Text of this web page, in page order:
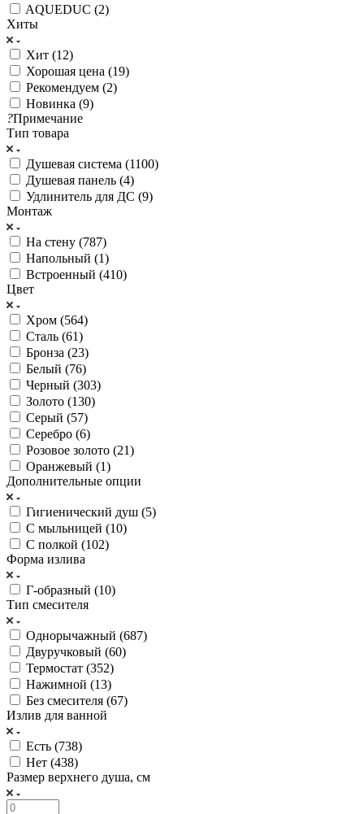
AQUEDUC (2)
Хиты
Хит (12)
Хорошая цена (19)
Рекомендуем (2)
Новинка (9)
?Примечание
Тип товара
Душевая система (1100)
Душевая панель (4)
Удлинитель для ДС (9)
Монтаж
На стену (787)
Напольный (1)
Встроенный (410)
Цвет
Хром (564)
Сталь (61)
Бронза (23)
Белый (76)
Черный (303)
Золото (130)
Серый (57)
Серебро (6)
Розовое золото (21)
Оранжевый (1)
Дополнительные опции
Гигиенический душ (5)
С мыльницей (10)
С полкой (102)
Форма излива
Г-образный (10)
Тип смесителя
Однорычажный (687)
Двуручковый (60)
Термостат (352)
Нажимной (13)
Без смесителя (67)
Излив для ванной
Есть (738)
Нет (438)
Размер верхнего душа, см